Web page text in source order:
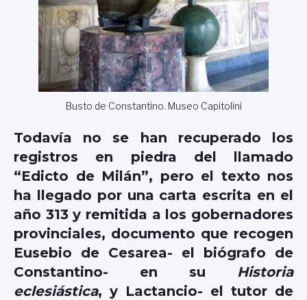
Busto de Constantino. Museo Capitolini
Todavía no se han recuperado los
registros en piedra del llamado
“Edicto de Milán”, pero el texto nos
ha llegado por una carta escrita en el
año 313 y remitida a los gobernadores
provinciales, documento que recogen
Eusebio de Cesarea- el biógrafo de
Constantino- en su Historia
eclesiástica, y Lactancio- el tutor de